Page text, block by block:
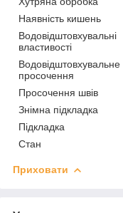
Наявність кишень
Водовідштовхувальні
властивості
Водовідштовхувальне
просочення
Просочення швів
Знімна підкладка
Підкладка
Стан
Приховати